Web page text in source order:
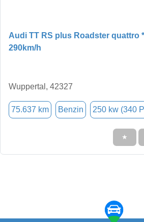
Audi TT RS plus Roadster quattro
290km/h
Wuppertal, 42327
75.637 km Benzin 250 kw (340
★